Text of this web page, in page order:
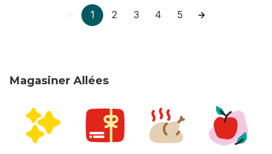
1 2 3 4 5
Magasiner Allées